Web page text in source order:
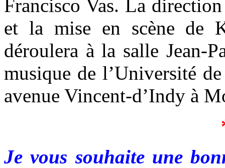
Francisco Vas. La
et la mise en scène de
déroulera à la salle Jean-
musique de l’Université
avenue Vincent-d’Indy à
Je vous souhaite une